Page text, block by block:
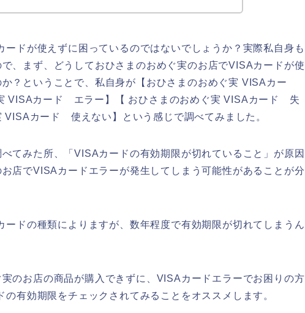
ードが使えずに困っているのではないでしょうか？実際私自身も
、まず、どうしておひさまのおめぐ実のお店でVISAカードが使
？ということで、私自身が【おひさまのおめぐ実 VISAカー
VISAカード エラー】【 おひさまのおめぐ実 VISAカード 失
VISAカード 使えない】という感じで調べてみました。
てみた所、「VISAカードの有効期限が切れていること」が原因
店でVISAカードエラーが発生してしまう可能性があることが分
ードの種類によりますが、数年程度で有効期限が切れてしまうん
のお店の商品が購入できずに、VISAカードエラーでお困りの方
有効期限をチェックされてみることをオススメします。